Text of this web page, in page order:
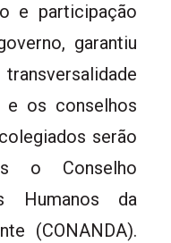
e participação
garantiu
os conselhos
serão
o Conselho
Humanos da
(CONANDA).